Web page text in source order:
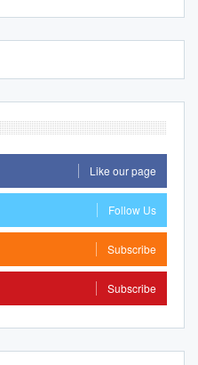
Like our page
Follow Us
Subscribe
Subscribe